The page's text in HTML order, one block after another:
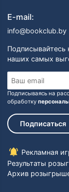
E-mail:
info@bookclub.by
Подписывайтесь
наших самых
Подписываясь на
обработку
Подписаться
Рекламная
Результаты
Архив